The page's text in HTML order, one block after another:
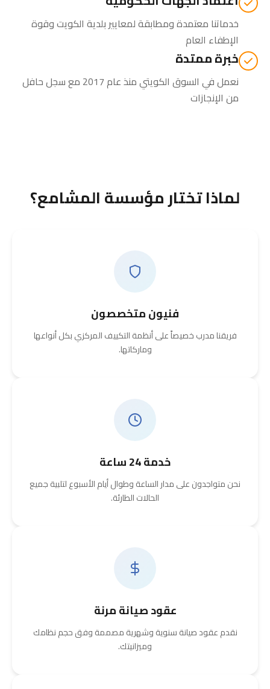
خدماتنا معتمدة ومطابقة لمعايير بلدية الكويت وقوة
الإطفاء العام
خبرة ممتدة
نعمل في السوق الكويتي منذ عام 2017 مع سجل حافل
من الإنجازات
لماذا تختار مؤسسة المشامع؟
فنيون متخصصون
فريقنا مدرب خصيصاً على أنظمة التكييف المركزي بكل أنواعها
وماركاتها.
خدمة 24 ساعة
نحن متواجدون على مدار الساعة وطوال أيام الأسبوع لتلبية جميع
الحالات الطارئة.
عقود صيانة مرنة
نقدم عقود صيانة سنوية وشهرية مصممة وفق حجم نظامك
وميزانيتك.